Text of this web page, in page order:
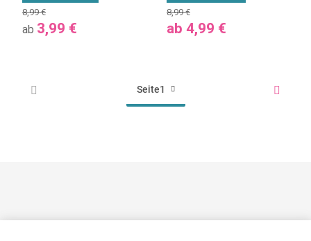
ab 3,99 €
8,99 €
ab 4,99 €
8,99 €
Seite1